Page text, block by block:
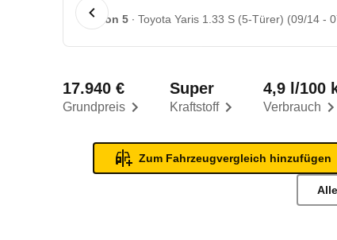
1 von 5 Toyota Yaris 1.33 S (5-Türer) (09/14 -
Grundpreis
17.940 €
Kraftstoff
Super
Verbrauch
4,9 l/100
Zum Fahrzeugvergleich hinzufügen